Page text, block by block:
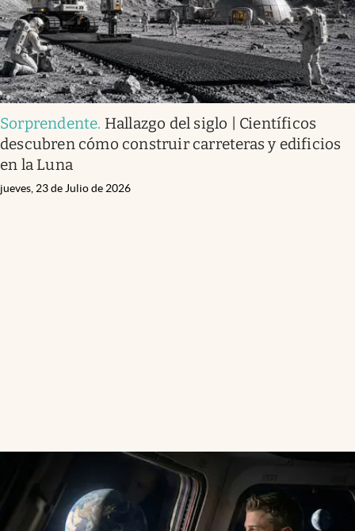
Sorprendente. Hallazgo del siglo | Científicos
descubren cómo construir carreteras y edificios
en la Luna
jueves, 23 de Julio de 2026